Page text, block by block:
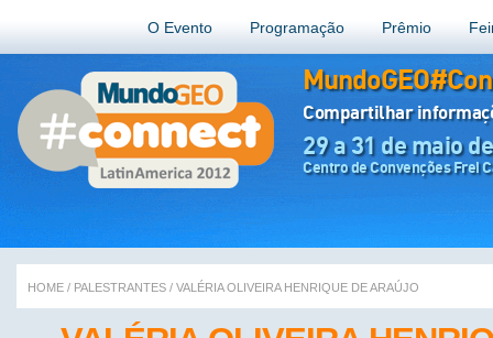
O Evento Programação Prêmio
Compartilhar
29 a 31 de maio
Centro de Convenções Frei
HOME / PALESTRANTES / VALÉRIA OLIVEIRA HENRIQUE DE ARAÚJO